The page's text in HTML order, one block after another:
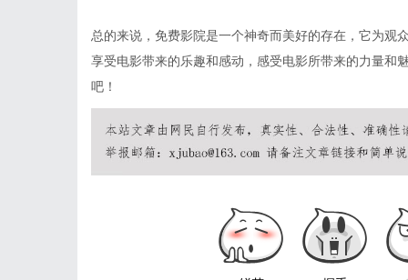
总的来说，免费影院是一个神奇而美好的存在，它为观
享受电影带来的乐趣和感动，感受电影所带来的力量和
吧！